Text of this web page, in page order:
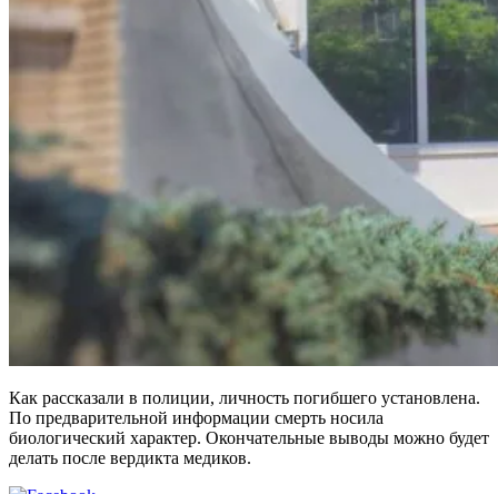
Как рассказали в полиции, личность погибшего установлена.
По предварительной информации смерть носила
биологический характер. Окончательные выводы можно будет
делать после вердикта медиков.